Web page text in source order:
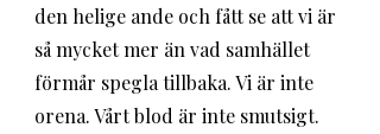
den helige ande och fått se att vi är
så mycket mer än vad samhället
förmår spegla tillbaka. Vi är inte
orena. Vårt blod är inte smutsigt.